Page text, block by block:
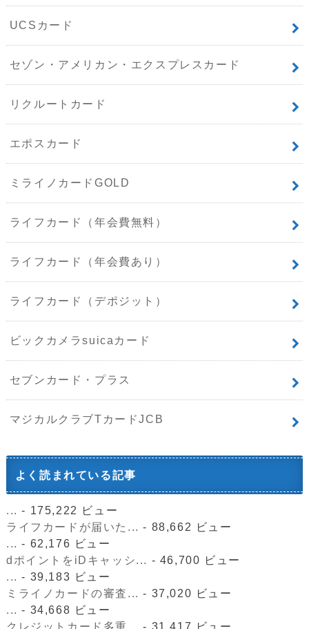
UCSカード
セゾン・アメリカン・エクスプレスカード
リクルートカード
エポスカード
ミライノカードGOLD
ライフカード（年会費無料）
ライフカード（年会費あり）
ライフカード（デポジット）
ビックカメラsuicaカード
セブンカード・プラス
マジカルクラブTカードJCB
よく読まれている記事
... - 175,222 ビュー
ライフカードが届いた... - 88,662 ビュー
... - 62,176 ビュー
dポイントをiDキャッシ... - 46,700 ビュー
... - 39,183 ビュー
ミライノカードの審査... - 37,020 ビュー
... - 34,668 ビュー
クレジットカード多重...
- 31,417 ビュー